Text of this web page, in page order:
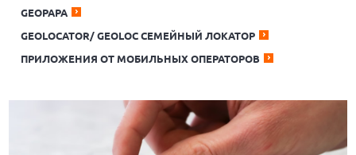
GEOPAPA
GEOLOCATOR/ GEOLOC СЕМЕЙНЫЙ ЛОКАТОР
ПРИЛОЖЕНИЯ ОТ МОБИЛЬНЫХ ОПЕРАТОРОВ